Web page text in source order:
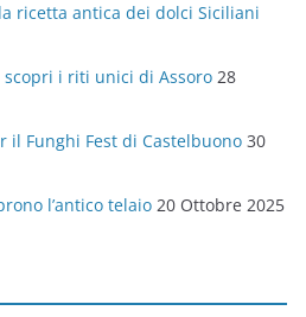
ricetta antica dei dolci Siciliani
scopri i riti unici di Assoro 28
il Funghi Fest di Castelbuono 30
l’antico telaio 20 Ottobre 2025